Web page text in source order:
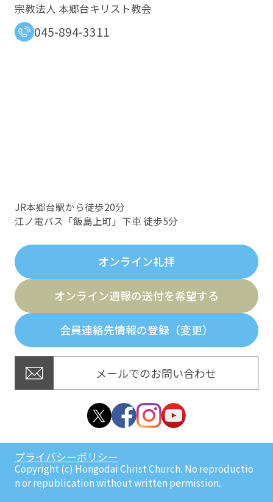
宗教法人 本郷台キリスト教会
045-894-3311
JR本郷台駅から徒歩20分
江ノ電バス「飯島上町」下車 徒歩5分
オンライン礼拝
オンライン週報の送付を希望する
会員連絡先情報の登録（変更）
メールでのお問い合わせ
プライバシーポリシー
Copyright (c) Hongodai Christ Church. No reproductio
n or republication without written permission.